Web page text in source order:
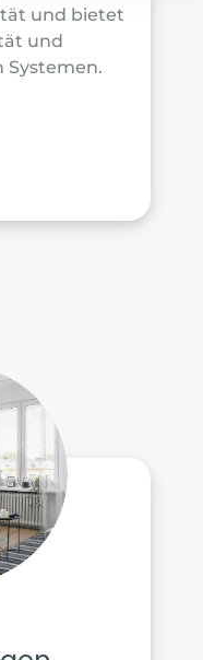
und bietet
und